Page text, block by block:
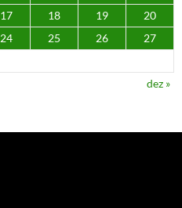
17 18 19
20
24 25 26
27
dez »